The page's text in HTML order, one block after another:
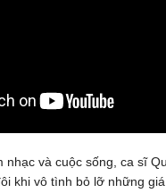
nhạc và cuộc sống, ca sĩ
khi vô tình bỏ lỡ những